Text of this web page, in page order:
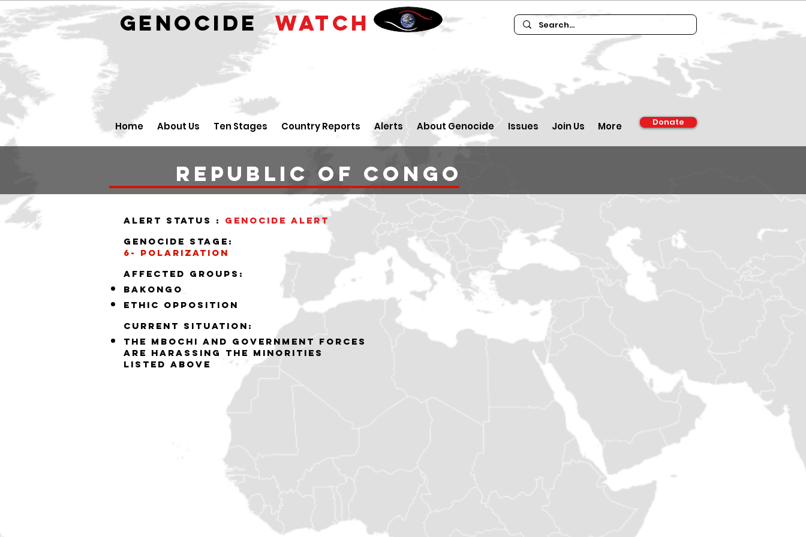
GENOCIDEWATCH
Home About Us Ten Stages Country Reports Alerts About Genocide Issues Join Us More Donate
Republic of Congo
alert status : Genocide alert
Genocide stage:
6- polarization
Affected groups:
bakongo
ethic opposition
Current situation:
the mbochi and government forces
are harassing the minorities
listed above